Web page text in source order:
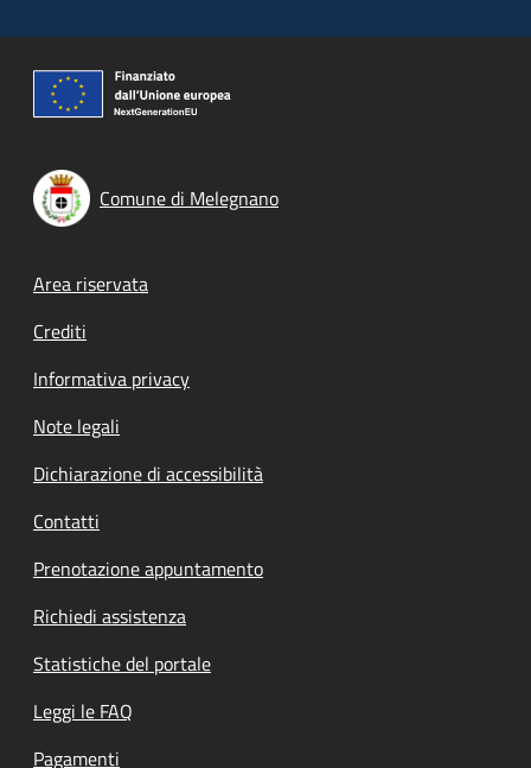
Comune di Melegnano
Footer menu
Area riservata
Crediti
Informativa privacy
Note legali
Dichiarazione di accessibilità
Contatti
Prenotazione appuntamento
Richiedi assistenza
Statistiche del portale
Leggi le FAQ
Pagamenti